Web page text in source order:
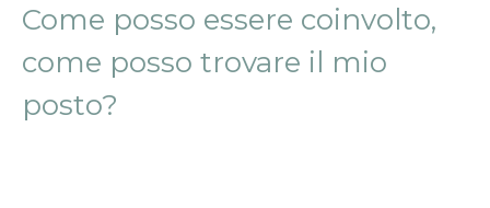
Come posso essere coinvolto,
come posso trovare il mio
posto?